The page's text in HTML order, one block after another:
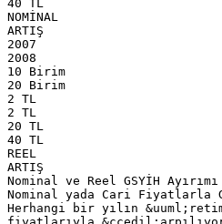
40 TL
NOMİNAL
ARTIŞ
2007
2008
10 Birim
20 Birim
2 TL
2 TL
20 TL
40 TL
REEL
ARTIŞ
Nominal ve Reel GSYİH Ayırımı
Nominal yada Cari Fiyatlarla
Herhangi bir yılın